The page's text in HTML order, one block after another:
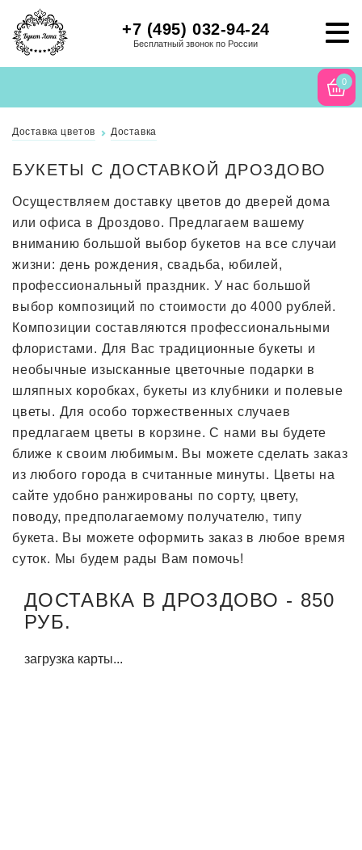
+7 (495) 032-94-24
Бесплатный звонок по России
0
Доставка цветов Доставка
БУКЕТЫ С ДОСТАВКОЙ ДРОЗДОВО
Осуществляем доставку цветов до дверей дома
или офиса в Дроздово. Предлагаем вашему
вниманию большой выбор букетов на все случаи
жизни: день рождения, свадьба, юбилей,
профессиональный праздник. У нас большой
выбор композиций по стоимости до 4000 рублей.
Композиции составляются профессиональными
флористами. Для Вас традиционные букеты и
необычные изысканные цветочные подарки в
шляпных коробках, букеты из клубники и полевые
цветы. Для особо торжественных случаев
предлагаем цветы в корзине. С нами вы будете
ближе к своим любимым. Вы можете сделать заказ
из любого города в считанные минуты. Цветы на
сайте удобно ранжированы по сорту, цвету,
поводу, предполагаемому получателю, типу
букета. Вы можете оформить заказ в любое время
суток. Мы будем рады Вам помочь!
ДОСТАВКА В ДРОЗДОВО - 850
РУБ.
загрузка карты...